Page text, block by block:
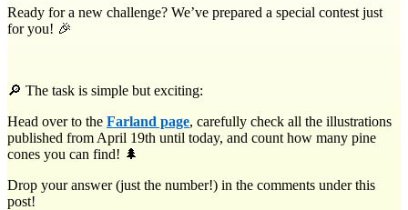
Ready for a new challenge? We’ve prepared a special contest just
for you! 🎉
🔎 The task is simple but exciting:
Head over to the Farland page, carefully check all the illustrations
published from April 19th until today, and count how many pine
cones you can find! 🌲
Drop your answer (just the number!) in the comments under this
post!